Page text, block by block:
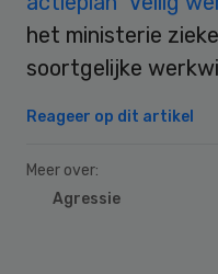
het ministerie
soortgelijke
Reageer op dit artikel
Meer over:
Agressie